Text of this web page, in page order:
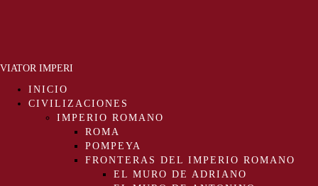
VIATOR IMPERI
INICIO
CIVILIZACIONES
IMPERIO ROMANO
ROMA
POMPEYA
FRONTERAS DEL IMPERIO ROMANO
EL MURO DE ADRIANO